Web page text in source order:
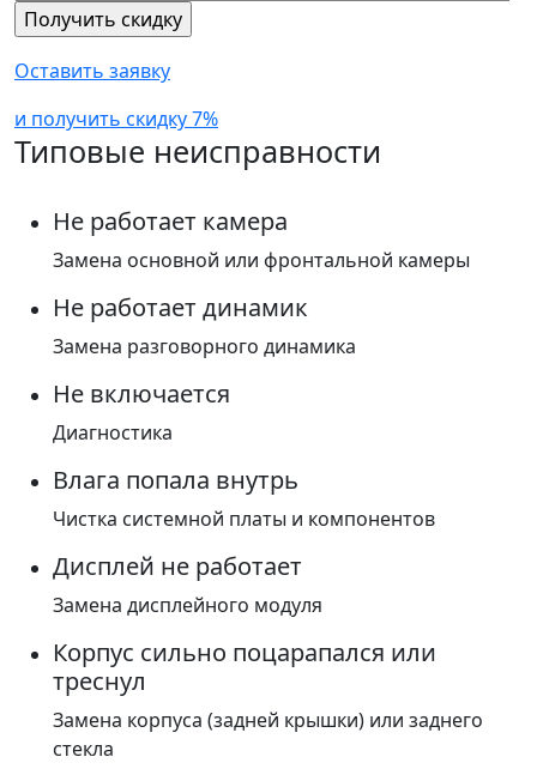
Оставить заявку
и получить скидку 7%
Типовые неисправности
Не работает камера
Замена основной или фронтальной камеры
Не работает динамик
Замена разговорного динамика
Не включается
Диагностика
Влага попала внутрь
Чистка системной платы и компонентов
Дисплей не работает
Замена дисплейного модуля
Корпус сильно поцарапался или
треснул
Замена корпуса (задней крышки) или заднего
стекла